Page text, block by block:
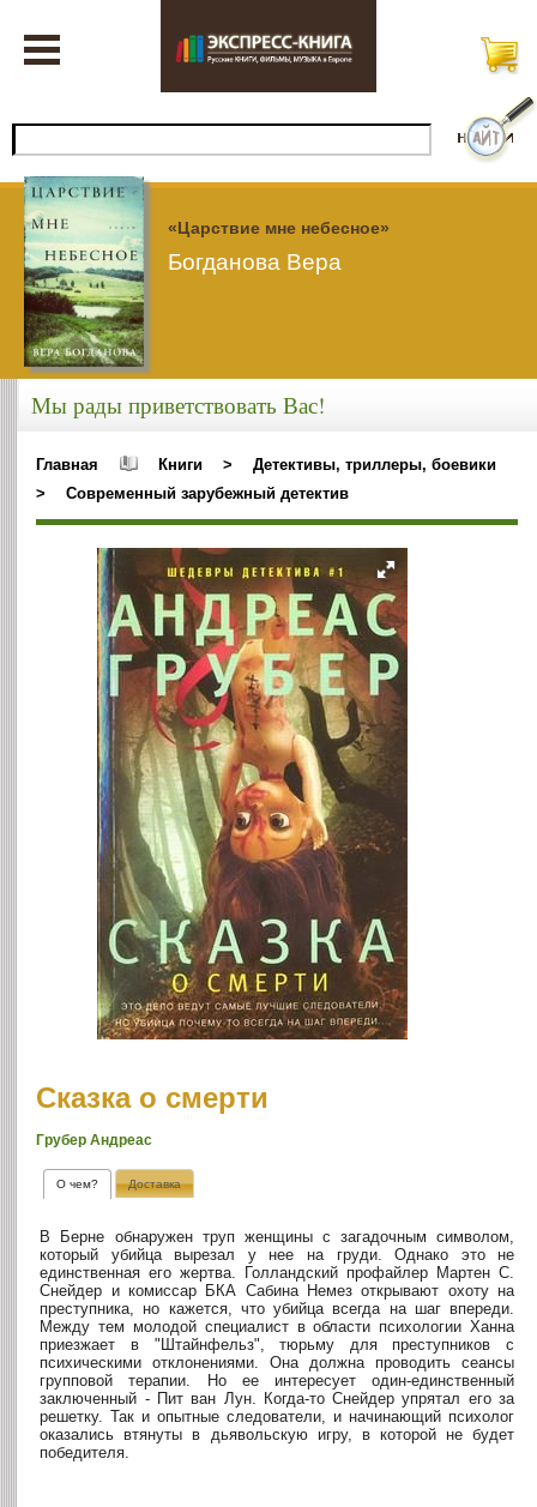
«Царствие мне небесное»
Богданова Вера
Мы рады приветствовать Вас!
Главная Книги >
Детективы, триллеры, боевики
>
Современный зарубежный детектив
Сказка о смерти
Грубер Андреас
О чем? Доставка
В Берне обнаружен труп женщины с загадочным символом,
который убийца вырезал у нее на груди. Однако это не
единственная его жертва. Голландский профайлер Мартен С.
Снейдер и комиссар БКА Сабина Немез открывают охоту на
преступника, но кажется, что убийца всегда на шаг впереди.
Между тем молодой специалист в области психологии Ханна
приезжает в "Штайнфельз", тюрьму для преступников с
психическими отклонениями. Она должна проводить сеансы
групповой терапии. Но ее интересует один-единственный
заключенный - Пит ван Лун. Когда-то Снейдер упрятал его за
решетку. Так и опытные следователи, и начинающий психолог
оказались втянуты в дьявольскую игру, в которой не будет
победителя.